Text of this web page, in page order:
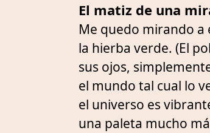
El matiz de una
Me quedo mirando
la hierba verde. (El
sus ojos,
el mundo tal cual lo
el universo es
una paleta mucho